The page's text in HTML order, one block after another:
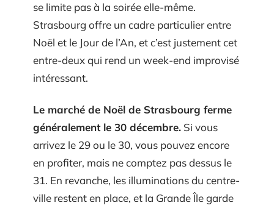
se limite pas à la soirée elle-même.
Strasbourg offre un cadre particulier entre
Noël et le Jour de l’An, et c’est justement cet
entre-deux qui rend un week-end improvisé
intéressant.
Le marché de Noël de Strasbourg ferme
généralement le 30 décembre. Si vous
arrivez le 29 ou le 30, vous pouvez encore
en profiter, mais ne comptez pas dessus le
31. En revanche, les illuminations du centre-
ville restent en place, et la Grande Île garde